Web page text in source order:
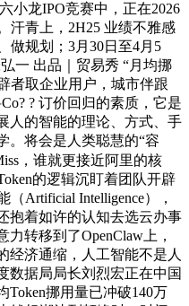
小龙IPO竞赛中，正在2026
汗青上，2H25 业绩不雅感
做规划；3月30日至4月5
一 出品｜贸易秀 “月均挪
者取企业用户，城市伴跟
? 订价回归的素质，它是
人的智能的理论、方式、手
。将会是人类聪慧的“容
，谁就更接近阿里的核
的逻辑沉盯着团队开辟
Artificial Intelligence），
抱着如许的认知去选云办事
转移到了OpenClaw上，
经济通缩，人工智能不是人
数据局局长刘烈宏正在中国
Token挪用量已冲破140万